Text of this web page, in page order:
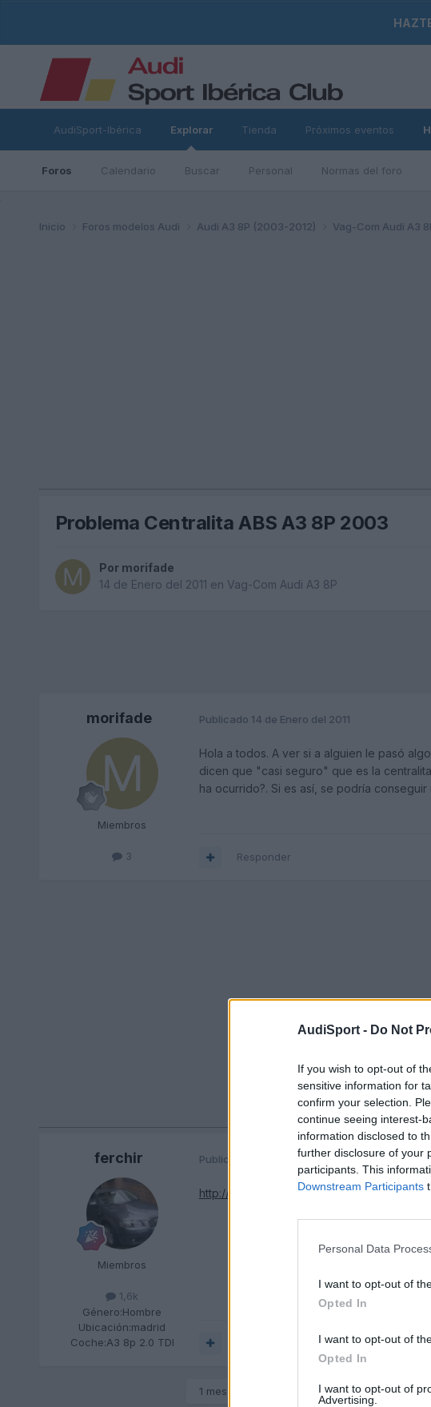
AudiSport - Do Not
If you wish to opt-out of
sensitive information for
confirm your selection.
continue seeing interest-
information disclosed to
further disclosure of your
participants. This
Downstream Participants
Personal Data
I want to opt-out of
Opted In
I want to opt-out of
Opted In
I want to opt-out of
Advertising.
AudiSport-Ibérica Explorar
Foros Calendario Buscar Personal Normas del foro
Tienda Próximos eventos
Inicio Foros modelos Audi Audi A3 8P (2003-2012) Vag-Com Audi A3
Problema Centralita ABS A3 8P 2003
Por morifade
14 de Enero del 2011 en Vag-Com Audi A3 8P
morifade
Miembros
3
Publicado 14 de Enero del 2011
Hola a todos. A ver si a alguien le pasó
dicen que "casi seguro" que es la
ha ocurrido?. Si es así, se podría
Responder
ferchir
Miembros
1,6k
Género:Hombre
Ubicación:madrid
Coche:A3 8p 2.0 TDI
Publicado 15 de Enero del 2011
http://www.vagclub.com/forum/
1 mes más tarde...